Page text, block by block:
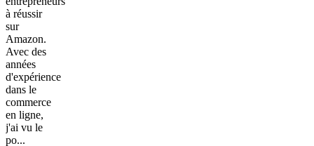
à réussir
sur
Amazon.
Avec des
années
d'expérience
dans le
commerce
en ligne,
j'ai vu le
po...